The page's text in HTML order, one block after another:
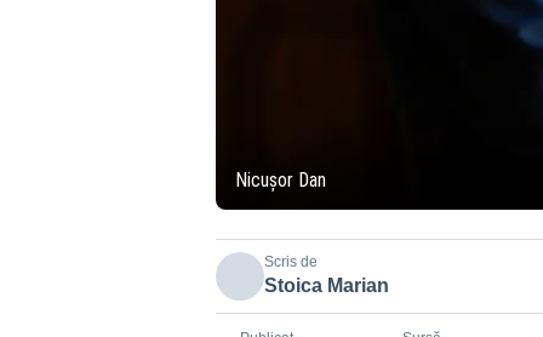
Nicușor Dan
Scris de
Stoica Marian